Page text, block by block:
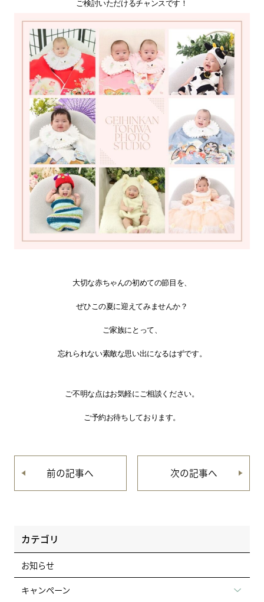
ご検討いただけるチャンスです！
大切な赤ちゃんの初めての節目を、
ぜひこの夏に迎えてみませんか？
ご家族にとって、
忘れられない素敵な思い出になるはずです。
ご不明な点はお気軽にご相談ください。
ご予約お待ちしております。
前の記事へ 次の記事へ
カテゴリ
お知らせ
キャンペーン